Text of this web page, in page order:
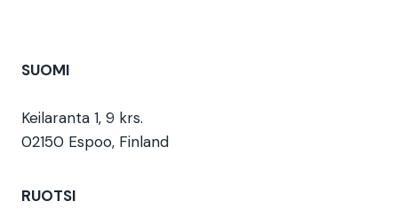
SUOMI
Keilaranta 1, 9 krs.
02150 Espoo, Finland
RUOTSI